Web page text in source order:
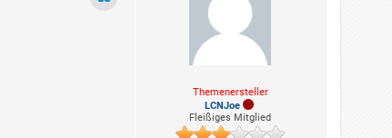
Themenersteller
LCNJoe
Fleißiges Mitglied